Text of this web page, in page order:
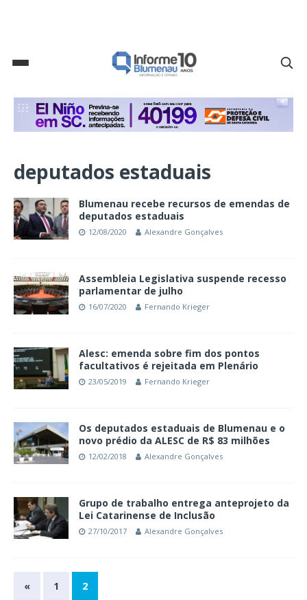
deputados estaduais
Blumenau recebe recursos de emendas de
deputados estaduais
12/08/2020 Alexandre Gonçalves
Assembleia Legislativa suspende recesso
parlamentar de julho
16/07/2020 Fernando Krieger
Alesc: emenda sobre fim dos pontos
facultativos é rejeitada em Plenário
23/05/2019 Fernando Krieger
Os deputados estaduais de Blumenau e o
novo prédio da ALESC de R$ 83 milhões
12/02/2018 Alexandre Gonçalves
Grupo de trabalho entrega anteprojeto da
Lei Catarinense de Inclusão
27/10/2017 Alexandre Gonçalves
« 1 2